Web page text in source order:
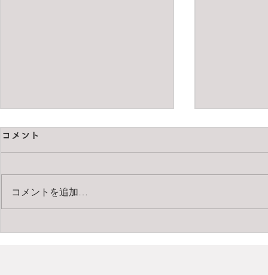
コメント
コメントを追加…